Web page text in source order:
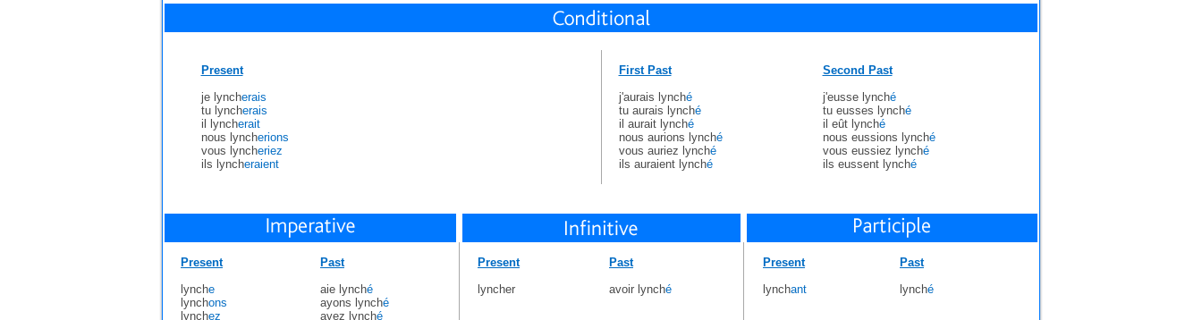
Present
je lyncherais
tu lyncherais
il lyncherait
nous lyncherions
vous lyncheriez
ils lyncheraient
First Past
j'aurais lynché
tu aurais lynché
il aurait lynché
nous aurions lynché
vous auriez lynché
ils auraient lynché
Second Past
j'eusse lynché
tu eusses lynché
il eût lynché
nous eussions lynché
vous eussiez lynché
ils eussent lynché
Present
lynche
lynchons
lynchez
Past
aie lynché
ayons lynché
ayez lynché
Present
lyncher
Past
avoir lynché
Present
lynchant
Past
lynché